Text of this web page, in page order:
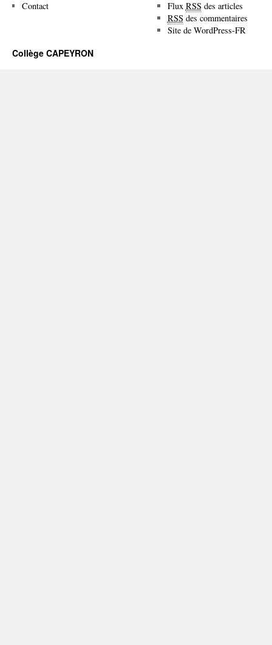
Contact Flux RSS des articles
RSS des commentaires
Site de WordPress-FR
Collège CAPEYRON